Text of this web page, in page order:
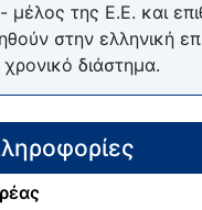
μέλος της Ε.Ε. και
στην ελληνική
διάστημα.